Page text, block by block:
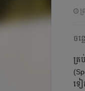
ចន្
គ្រ
ទៀ